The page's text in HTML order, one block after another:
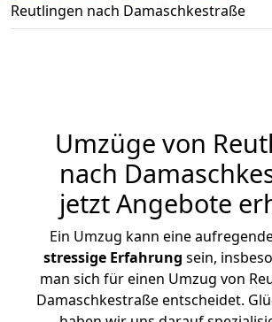
Reutlingen nach Damaschkestraße
Umzüge von
nach
jetzt Angebote
Ein Umzug kann eine
stressige Erfahrung sein,
man sich für einen Umzug von
Damaschkestraße entscheidet.